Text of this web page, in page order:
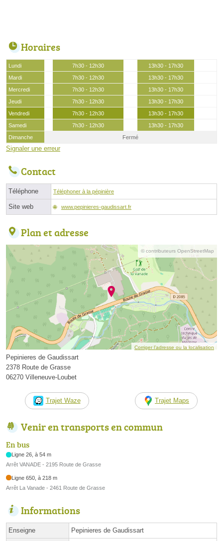
Horaires
Lundi 7h30 - 12h30
13h30 - 17h30
Mardi
7h30 - 12h30
13h30 - 17h30
Mercredi
7h30 - 12h30
13h30 - 17h30
Jeudi
7h30 - 12h30
13h30 - 17h30
Vendredi
7h30 - 12h30
13h30 - 17h30
Samedi
7h30 - 12h30
13h30 - 17h30
Dimanche
Fermé
Signaler une erreur
Contact
Téléphone Téléphoner à la pépinière
Site web www.pepinieres-gaudissart.fr
Plan et adresse
© contributeurs OpenStreetMap
Corriger l’adresse ou la localisation
Pepinieres de Gaudissart
2378 Route de Grasse
06270 Villeneuve-Loubet
Trajet Waze Trajet Maps
Venir en transports en commun
En bus
Ligne 26, à 54 m
Arrêt VANADE - 2195 Route de Grasse
Ligne 650, à 218 m
Arrêt La Vanade - 2461 Route de Grasse
Informations
Enseigne Pepinieres de Gaudissart